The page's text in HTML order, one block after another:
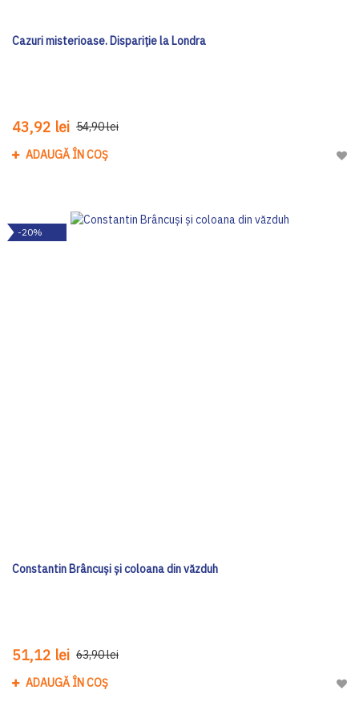
Cazuri misterioase. Dispariție la Londra
43,92 lei 54,90 lei
ADAUGĂ ÎN COȘ
-20%
Constantin Brâncuși și coloana din văzduh
51,12 lei 63,90 lei
ADAUGĂ ÎN COȘ